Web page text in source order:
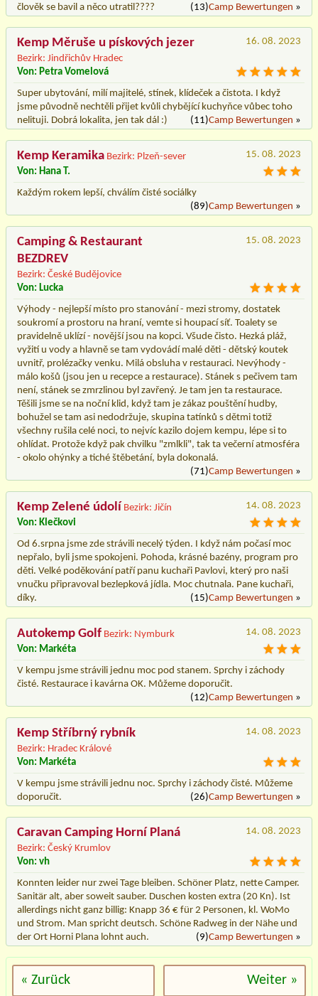
člověk se bavil a něco utratil????
(13)Camp Bewertungen »
Kemp Měruše u pískových jezer
Bezirk: Jindřichův Hradec
16. 08. 2023
Von: Petra Vomelová
Super ubytování, milí majitelé, stínek, klídeček a čistota. I když
jsme původně nechtěli přijet kvůli chybějící kuchyňce vůbec toho
nelituji. Dobrá lokalita, jen tak dál :)
(11)Camp Bewertungen »
Kemp Keramika Bezirk: Plzeň-sever
15. 08. 2023
Von: Hana T.
Každým rokem lepší, chválím čisté sociálky
(89)Camp Bewertungen »
Camping & Restaurant
BEZDREV
Bezirk: České Budějovice
15. 08. 2023
Von: Lucka
Výhody - nejlepší místo pro stanování - mezi stromy, dostatek
soukromí a prostoru na hraní, vemte si houpací síť. Toalety se
pravidelně uklízí - novější jsou na kopci. Všude čisto. Hezká pláž,
vyžití u vody a hlavně se tam vydovádí malé děti - dětský koutek
uvnitř, prolézačky venku. Milá obsluha v restauraci. Nevýhody -
málo košů (jsou jen u recepce a restaurace). Stánek s pečivem tam
není, stánek se zmrzlinou byl zavřený. Je tam jen ta restaurace.
Těšili jsme se na noční klid, když tam je zákaz pouštění hudby,
bohužel se tam asi nedodržuje, skupina tatínků s dětmi totiž
všechny rušila celé noci, to nejvíc kazilo dojem kempu, lépe si to
ohlídat. Protože když pak chvilku "zmlkli", tak ta večerní atmosféra
- okolo ohýnky a tiché štěbetání, byla dokonalá.
(71)Camp Bewertungen »
Kemp Zelené údolí Bezirk: Jičín
14. 08. 2023
Von: Klečkovi
Od 6.srpna jsme zde strávili necelý týden. I když nám počasí moc
nepřalo, byli jsme spokojeni. Pohoda, krásné bazény, program pro
děti. Velké poděkování patří panu kuchaři Pavlovi, který pro naši
vnučku připravoval bezlepková jídla. Moc chutnala. Pane kuchaři,
díky.
(15)Camp Bewertungen »
Autokemp Golf Bezirk: Nymburk
14. 08. 2023
Von: Markéta
V kempu jsme strávili jednu moc pod stanem. Sprchy i záchody
čisté. Restaurace i kavárna OK. Můžeme doporučit.
(12)Camp Bewertungen »
Kemp Stříbrný rybník
Bezirk: Hradec Králové
14. 08. 2023
Von: Markéta
V kempu jsme strávili jednu noc. Sprchy i záchody čisté. Můžeme
doporučit.
(26)Camp Bewertungen »
Caravan Camping Horní Planá
Bezirk: Český Krumlov
14. 08. 2023
Von: vh
Konnten leider nur zwei Tage bleiben. Schöner Platz, nette Camper.
Sanitär alt, aber soweit sauber. Duschen kosten extra (20 Kn). Ist
allerdings nicht ganz billig: Knapp 36 € für 2 Personen, kl. WoMo
und Strom. Man spricht deutsch. Schöne Radweg in der Nähe und
der Ort Horni Plana lohnt auch.
(9)Camp Bewertungen »
« Zurück Weiter »